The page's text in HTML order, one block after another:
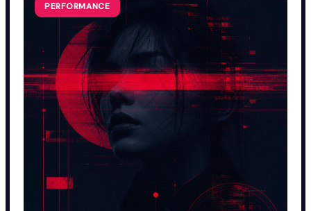
PERFORMANCE